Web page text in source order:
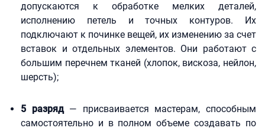
допускаются к обработке мелких деталей,
исполнению петель и точных контуров. Их
подключают к починке вещей, их изменению за счет
вставок и отдельных элементов. Они работают с
большим перечнем тканей (хлопок, вискоза, нейлон,
шерсть);
5 разряд— присваивается мастерам, способным
самостоятельно и в полном объеме создавать по